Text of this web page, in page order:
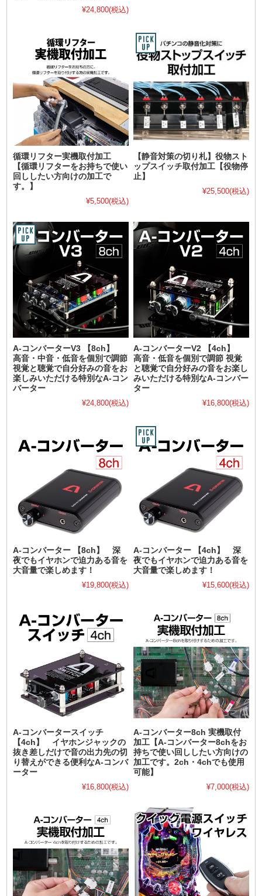
¥24,800(税込)
循環リフター実機取付加工
【循環リフターをお持ちで使い
回ししたい方向けの加工で
す。】
¥5,500(税込)
【静音対策の切り札】役物スト
ップスイッチ取付加工【役物停
止】
¥25,500(税込)
A-コンバーターV3 【8ch】
高音・中音・低音を個別で調節
視覚と聴覚で自分好みの音をお
楽しみいただける特別なA-コン
バーター
¥24,800(税込)
A-コンバーターV2 【4ch】
高音・低音を個別で調節 視覚
と聴覚で自分好みの音をお楽し
みいただける特別なA-コンバー
ター
¥16,800(税込)
A-コンバーター 【8ch】 深
夜でもイヤホンで迫力ある音を
大音量で楽しめます！
¥19,800(税込)
A-コンバーター 【4ch】 深
夜でもイヤホンで迫力ある音を
大音量で楽しめます！
¥15,600(税込)
A-コンバータースイッチ
【4ch】 イヤホンジャックの
抜き差しだけで音の出力先の切
り替えができる便利なA-コンバ
ーター
¥16,800(税込)
A-コンバーター8ch 実機取付
加工【A-コンバーター8chをお
持ちで使い回ししたい方向けの
加工です。2ch・4chでも使用
可能】
¥7,000(税込)